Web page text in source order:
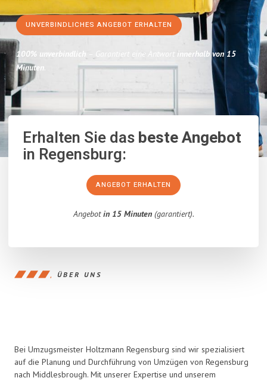
UNVERBINDLICHES ANGEBOT ERHALTEN
100% unverbindlich – Garantiert eine Antwort innerhalb von 15
Minuten.
Erhalten Sie dasbeste Angebot
in Regensburg:
ANGEBOT ERHALTEN
Angebotin 15 Minuten(garantiert).
ÜBER UNS
Bei Umzugsmeister Holtzmann Regensburg sind wir spezialisiert
auf die Planung und Durchführung von Umzügen von Regensburg
nach Middlesbrough. Mit unserer Expertise und unserem